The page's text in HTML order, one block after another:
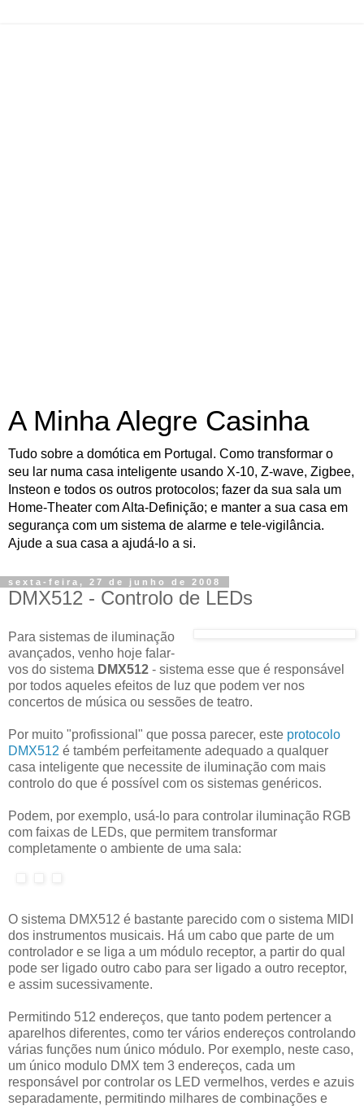
A Minha Alegre Casinha
Tudo sobre a domótica em Portugal. Como transformar o
seu lar numa casa inteligente usando X-10, Z-wave, Zigbee,
Insteon e todos os outros protocolos; fazer da sua sala um
Home-Theater com Alta-Definição; e manter a sua casa em
segurança com um sistema de alarme e tele-vigilância.
Ajude a sua casa a ajudá-lo a si.
sexta-feira, 27 de junho de 2008
DMX512 - Controlo de LEDs
Para sistemas de iluminação
avançados, venho hoje falar-
vos do sistema DMX512 - sistema esse que é responsável
por todos aqueles efeitos de luz que podem ver nos
concertos de música ou sessões de teatro.
Por muito "profissional" que possa parecer, este protocolo
DMX512 é também perfeitamente adequado a qualquer
casa inteligente que necessite de iluminação com mais
controlo do que é possível com os sistemas genéricos.
Podem, por exemplo, usá-lo para controlar iluminação RGB
com faixas de LEDs, que permitem transformar
completamente o ambiente de uma sala:
O sistema DMX512 é bastante parecido com o sistema MIDI
dos instrumentos musicais. Há um cabo que parte de um
controlador e se liga a um módulo receptor, a partir do qual
pode ser ligado outro cabo para ser ligado a outro receptor,
e assim sucessivamente.
Permitindo 512 endereços, que tanto podem pertencer a
aparelhos diferentes, como ter vários endereços controlando
várias funções num único módulo. Por exemplo, neste caso,
um único modulo DMX tem 3 endereços, cada um
responsável por controlar os LED vermelhos, verdes e azuis
separadamente, permitindo milhares de combinações e